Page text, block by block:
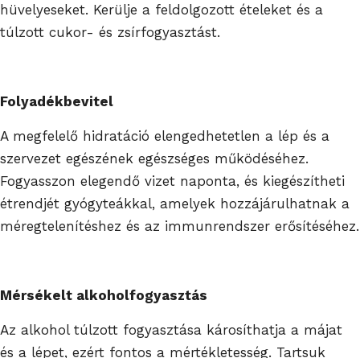
hüvelyeseket. Kerülje a feldolgozott ételeket és a
túlzott cukor- és zsírfogyasztást.
Folyadékbevitel
A megfelelő hidratáció elengedhetetlen a lép és a
szervezet egészének egészséges működéséhez.
Fogyasszon elegendő vizet naponta, és kiegészítheti
étrendjét gyógyteákkal, amelyek hozzájárulhatnak a
méregtelenítéshez és az immunrendszer erősítéséhez.
Mérsékelt alkoholfogyasztás
Az alkohol túlzott fogyasztása károsíthatja a májat
és a lépet, ezért fontos a mértékletesség. Tartsuk